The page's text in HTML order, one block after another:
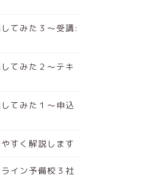
てみた３～受講:
てみた２～テキ
てみた１～申込
すく解説します
イン予備校３社